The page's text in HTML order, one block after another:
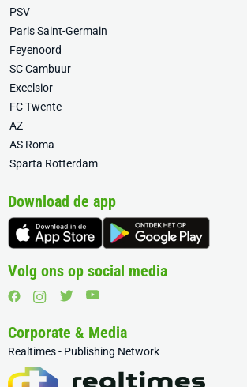
PSV
Paris Saint-Germain
Feyenoord
SC Cambuur
Excelsior
FC Twente
AZ
AS Roma
Sparta Rotterdam
Download de app
Volg ons op social media
Corporate & Media
Realtimes - Publishing Network